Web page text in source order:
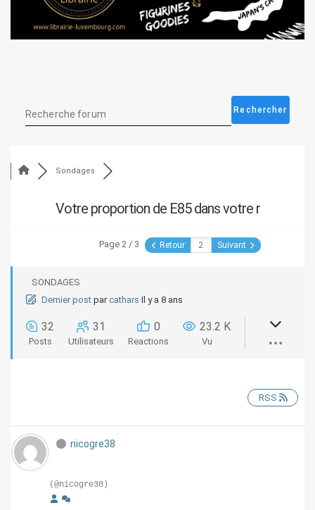
Sondages
Votre proportion de E85 dans votre r
Page 2 / 3 Retour Suivant
SONDAGES
Dernier post par cathars Il y a 8 ans
32
Posts
31
Utilisateurs
0
Reactions
23.2 K
Vu
RSS
nicogre38
(@nicogre38)